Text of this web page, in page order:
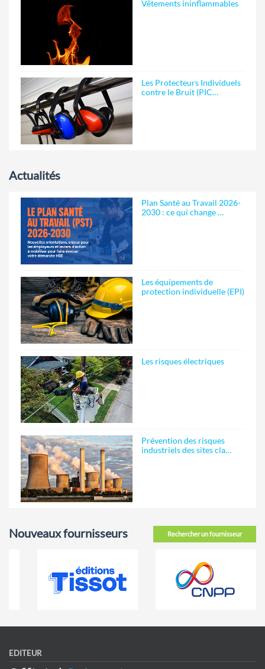
Vêtements ininflammables
Les Protecteurs Individuels
contre le Bruit (PIC…
Actualités
Plan Santé au Travail 2026-
2030 : ce qui change …
Les équipements de
protection individuelle (EPI)
Les risques électriques
Prévention des risques
industriels des sites cla…
Rechercher un fournisseur
Nouveaux fournisseurs
EDITEUR